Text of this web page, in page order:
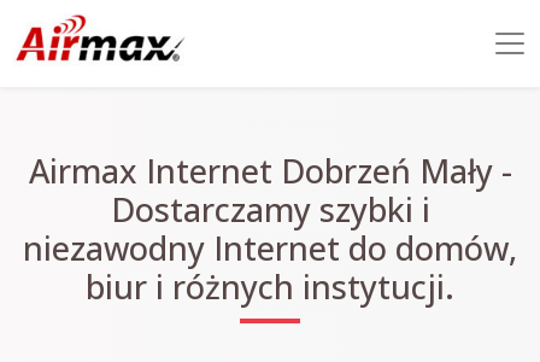
Airmax Internet Dobrzeń Mały -
Dostarczamy szybki i
niezawodny Internet do domów,
biur i różnych instytucji.